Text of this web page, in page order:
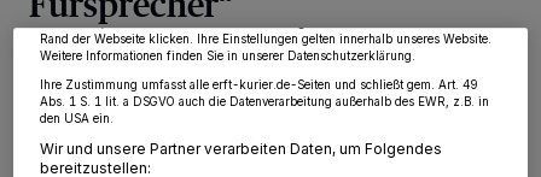
Grevenbroich·Sie wird in den nächsten Tagen ein
Büro im neuen Rathaus beziehen: Lena Lüken hat die
"operative Geschäftsführung" des neu gegründeten
Vereins "Stadtmarketing Grevenbroich" übernommen.
Zusammen mit dem Vorstand mit Bürgermeister Klaus
wieder aufrufen, um Ihre Einstellungen zu ändern oder Ihre Einwilligung zu
widerrufen, indem Sie auf den Link Einstellungen oder Ablehnen am unteren
Rand der Webseite klicken. Ihre Einstellungen gelten innerhalb unseres Website.
Weitere Informationen finden Sie in unserer Datenschutzerklärung.
Ihre Zustimmung umfasst alle erft-kurier.de-Seiten und schließt gem. Art. 49
Abs. 1 S. 1 lit. a DSGVO auch die Datenverarbeitung außerhalb des EWR, z.B. in
den USA ein.
Wir und unsere Partner verarbeiten Daten, um Folgendes
bereitzustellen: